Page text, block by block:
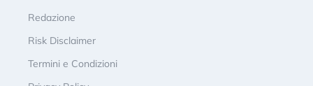
Redazione
Risk Disclaimer
Termini e Condizioni